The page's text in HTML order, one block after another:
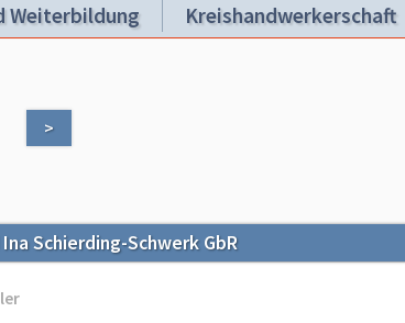
Weiterbildung Kreishandwerkerschaft
>
Schierding-Schwerk GbR